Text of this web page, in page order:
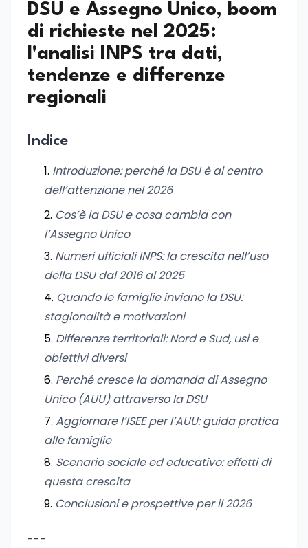
DSU e Assegno Unico, boom
di richieste nel 2025:
l'analisi INPS tra dati,
tendenze e differenze
regionali
Indice
Introduzione: perché la DSU è al centro
dell’attenzione nel 2026
Cos’è la DSU e cosa cambia con
l’Assegno Unico
Numeri ufficiali INPS: la crescita nell’uso
della DSU dal 2016 al 2025
Quando le famiglie inviano la DSU:
stagionalità e motivazioni
Differenze territoriali: Nord e Sud, usi e
obiettivi diversi
Perché cresce la domanda di Assegno
Unico (AUU) attraverso la DSU
Aggiornare l’ISEE per l’AUU: guida pratica
alle famiglie
Scenario sociale ed educativo: effetti di
questa crescita
Conclusioni e prospettive per il 2026
---